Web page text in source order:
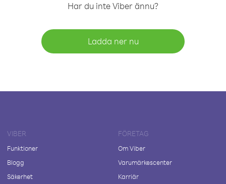
Har du inte Viber ännu?
Ladda ner nu
VIBER
Funktioner
Blogg
Säkerhet
FÖRETAG
Om Viber
Varumärkescenter
Karriär